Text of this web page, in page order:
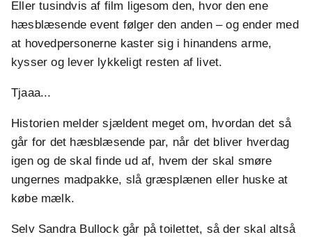
Eller tusindvis af film ligesom den, hvor den ene
hæsblæsende event følger den anden – og ender med
at hovedpersonerne kaster sig i hinandens arme,
kysser og lever lykkeligt resten af livet.
Tjaaa...
Historien melder sjældent meget om, hvordan det så
går for det hæsblæsende par, når det bliver hverdag
igen og de skal finde ud af, hvem der skal smøre
ungernes madpakke, slå græsplænen eller huske at
købe mælk.
Selv Sandra Bullock går på toilettet, så der skal altså